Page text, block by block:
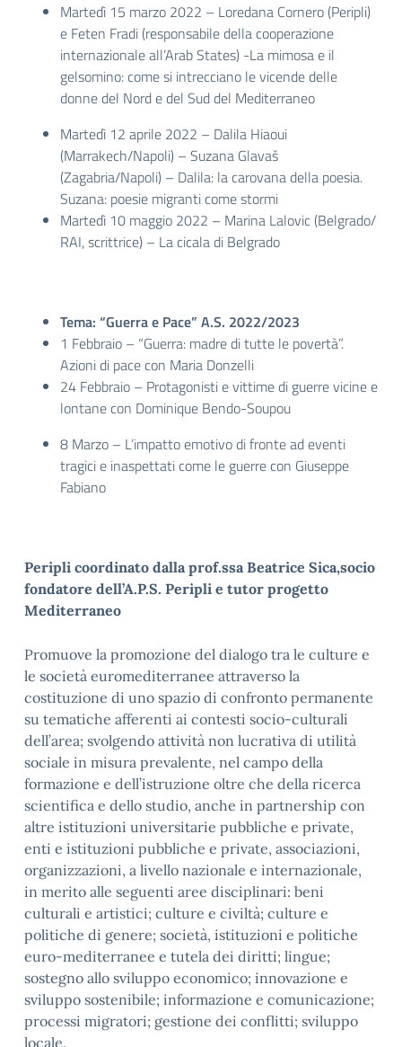
Martedì 15 marzo 2022 – Loredana Cornero (Peripli)
e Feten Fradi (responsabile della cooperazione
internazionale all’Arab States) -La mimosa e il
gelsomino: come si intrecciano le vicende delle
donne del Nord e del Sud del Mediterraneo
Martedì 12 aprile 2022 – Dalila Hiaoui
(Marrakech/Napoli) – Suzana Glavaš
(Zagabria/Napoli) – Dalila: la carovana della poesia.
Suzana: poesie migranti come stormi
Martedì 10 maggio 2022 – Marina Lalovic (Belgrado/
RAI, scrittrice) – La cicala di Belgrado
Tema: “Guerra e Pace” A.S. 2022/2023
1 Febbraio – “Guerra: madre di tutte le povertà”.
Azioni di pace con Maria Donzelli
24 Febbraio – Protagonisti e vittime di guerre vicine e
lontane con Dominique Bendo-Soupou
8 Marzo – L’impatto emotivo di fronte ad eventi
tragici e inaspettati come le guerre con Giuseppe
Fabiano
Peripli coordinato dalla prof.ssa Beatrice Sica,socio
fondatore dell’A.P.S. Peripli e tutor progetto
Mediterraneo
Promuove la promozione del dialogo tra le culture e
le società euromediterranee attraverso la
costituzione di uno spazio di confronto permanente
su tematiche afferenti ai contesti socio-culturali
dell’area; svolgendo attività non lucrativa di utilità
sociale in misura prevalente, nel campo della
formazione e dell’istruzione oltre che della ricerca
scientifica e dello studio, anche in partnership con
altre istituzioni universitarie pubbliche e private,
enti e istituzioni pubbliche e private, associazioni,
organizzazioni, a livello nazionale e internazionale,
in merito alle seguenti aree disciplinari: beni
culturali e artistici; culture e civiltà; culture e
politiche di genere; società, istituzioni e politiche
euro-mediterranee e tutela dei diritti; lingue;
sostegno allo sviluppo economico; innovazione e
sviluppo sostenibile; informazione e comunicazione;
processi migratori; gestione dei conflitti; sviluppo
locale.